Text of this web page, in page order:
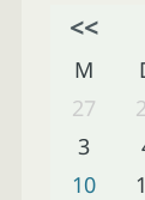
<<
M
27
3
10